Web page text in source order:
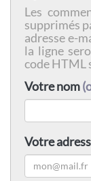
Les
supprimés
adresse e-
la ligne
code HTML
Votre nom
Votre